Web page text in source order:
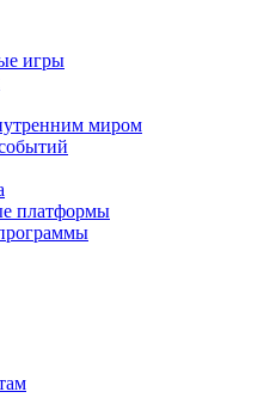
игры
миром
платформы